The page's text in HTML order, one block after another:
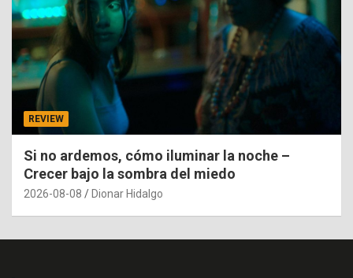
REVIEW
Si no ardemos, cómo iluminar la noche –
Crecer bajo la sombra del miedo
2026-08-08 Dionar Hidalgo